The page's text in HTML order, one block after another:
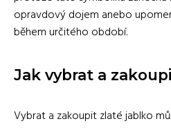
opravdový dojem anebo
během určitého období.
Jak vybrat a
Vybrat a zakoupit zlaté jablko